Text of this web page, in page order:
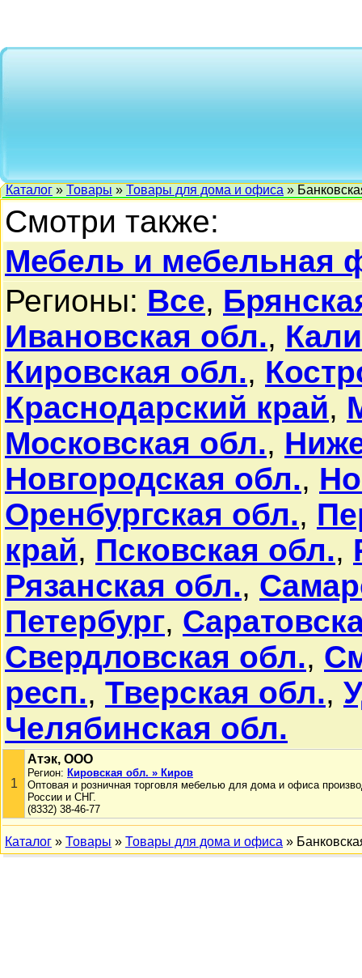
Каталог » Товары » Товары для дома и офиса »
Смотри также:
Мебель и мебельная
Регионы: Все,
Ивановская обл.,
Кировская обл.,
Краснодарский край,
Московская обл.,
Новгородская обл.,
Оренбургская обл.,
край, Псковская обл.,
Рязанская обл.,
Петербург,
Свердловская обл.,
респ., Тверская обл.,
Челябинская обл.
1
Атэк, ООО
Регион: Кировская обл. » Киров
Оптовая и розничная торговля мебелью для дома и офиса
России и СНГ.
(8332) 38-46-77
Каталог » Товары » Товары для дома и офиса »